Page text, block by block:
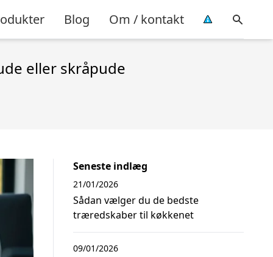
Blog Om / kontakt
eller skråpude
Seneste indlæg
Sådan vælger du de bedste
træredskaber til køkkenet
21/01/2026
09/01/2026